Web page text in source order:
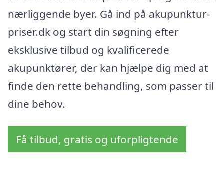
nærliggende byer. Gå ind på akupunktur-
priser.dk og start din søgning efter
eksklusive tilbud og kvalificerede
akupunktører, der kan hjælpe dig med at
finde den rette behandling, som passer til
dine behov.
Få tilbud, gratis og uforpligtende